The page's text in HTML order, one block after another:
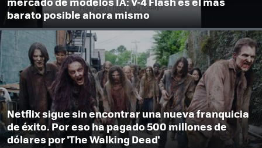
barato posible ahora mismo
Netflix sigue sin encontrar una nueva franquicia
de éxito. Por eso ha pagado 500 millones de
dólares por 'The Walking Dead'